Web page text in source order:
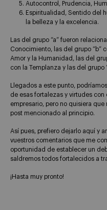
Autocontrol, Prudencia,
Espiritualidad, Sentido del
la belleza y la excelencia.
Las del grupo “a” fueron
Conocimiento, las del grupo “b”
Amor y la Humanidad, las del
con la Templanza y las del grupo
Llegados a este punto,
de esas fortalezas y virtudes
empresario, pero no quisiera que
post mencionado al principio.
Así pues, prefiero dejarlo aquí y
vuestros comentarios que me
oportunidad de establecer un
saldremos todos fortalecidos a
¡Hasta muy pronto!